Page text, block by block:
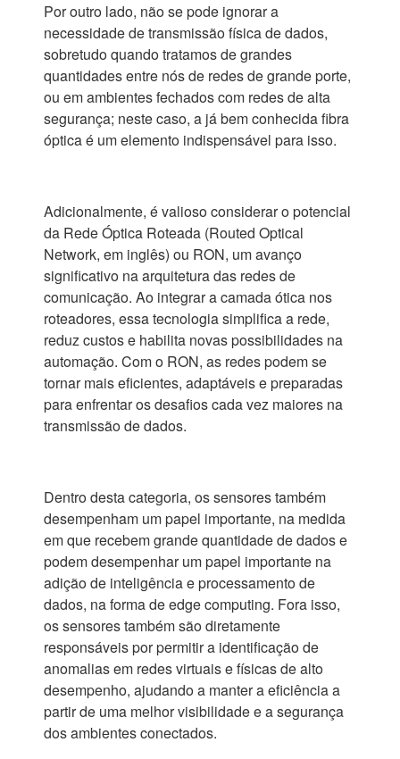
Por outro lado, não se pode ignorar a
necessidade de transmissão física de dados,
sobretudo quando tratamos de grandes
quantidades entre nós de redes de grande porte,
ou em ambientes fechados com redes de alta
segurança; neste caso, a já bem conhecida fibra
óptica é um elemento indispensável para isso.
Adicionalmente, é valioso considerar o potencial
da Rede Óptica Roteada (Routed Optical
Network, em inglês) ou RON, um avanço
significativo na arquitetura das redes de
comunicação. Ao integrar a camada ótica nos
roteadores, essa tecnologia simplifica a rede,
reduz custos e habilita novas possibilidades na
automação. Com o RON, as redes podem se
tornar mais eficientes, adaptáveis e preparadas
para enfrentar os desafios cada vez maiores na
transmissão de dados.
Dentro desta categoria, os sensores também
desempenham um papel importante, na medida
em que recebem grande quantidade de dados e
podem desempenhar um papel importante na
adição de inteligência e processamento de
dados, na forma de edge computing. Fora isso,
os sensores também são diretamente
responsáveis por permitir a identificação de
anomalias em redes virtuais e físicas de alto
desempenho, ajudando a manter a eficiência a
partir de uma melhor visibilidade e a segurança
dos ambientes conectados.